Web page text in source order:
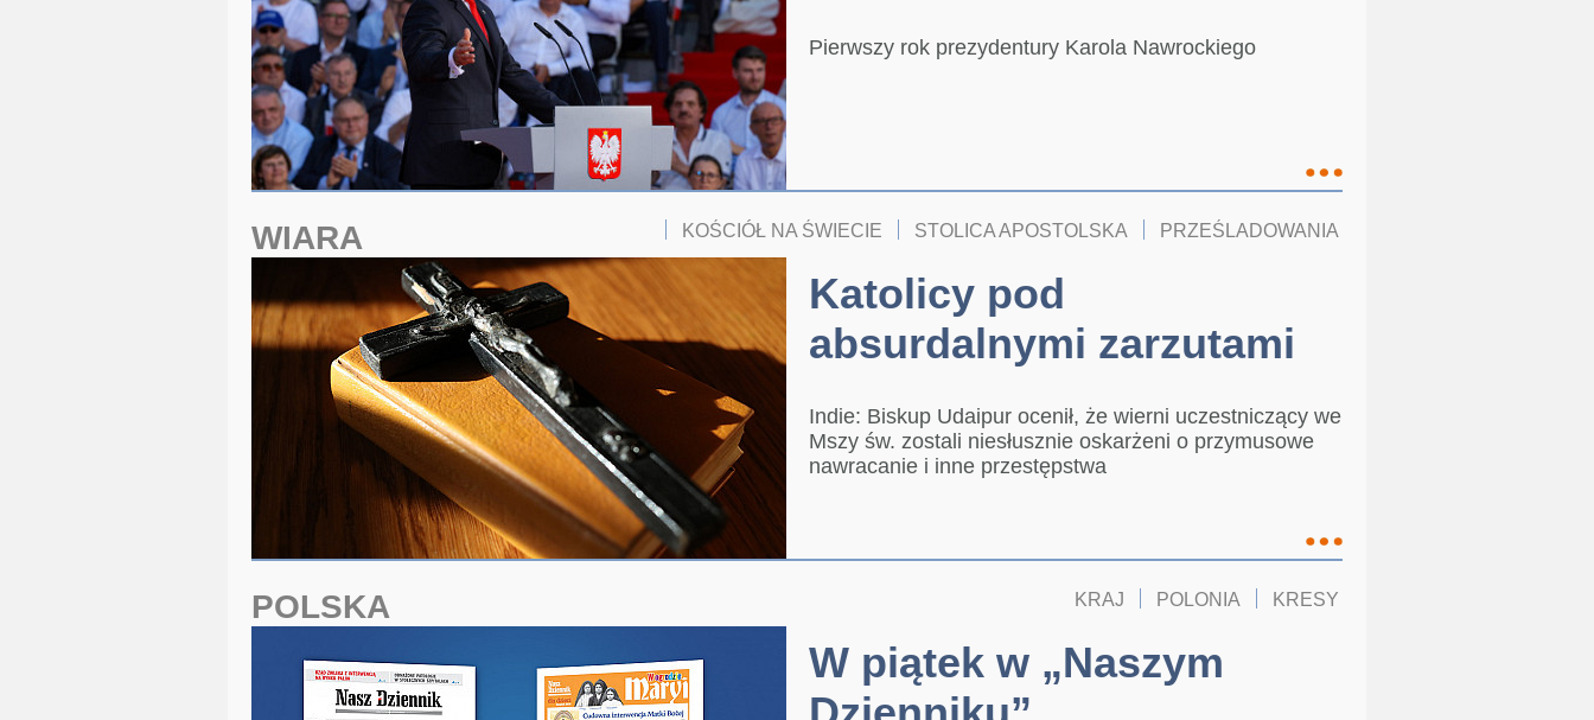
Pierwszy rok prezydentury Karola Nawrockiego
WIARA PRZEŚLADOWANIA
STOLICA APOSTOLSKA
KOŚCIÓŁ NA ŚWIECIE
Katolicy pod
absurdalnymi zarzutami
Indie: Biskup Udaipur ocenił, że wierni uczestniczący we
Mszy św. zostali niesłusznie oskarżeni o przymusowe
nawracanie i inne przestępstwa
POLSKA KRESY
POLONIA
KRAJ
W piątek w „Naszym